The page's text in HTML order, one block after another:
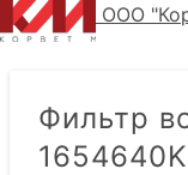
ООО
Фильтр